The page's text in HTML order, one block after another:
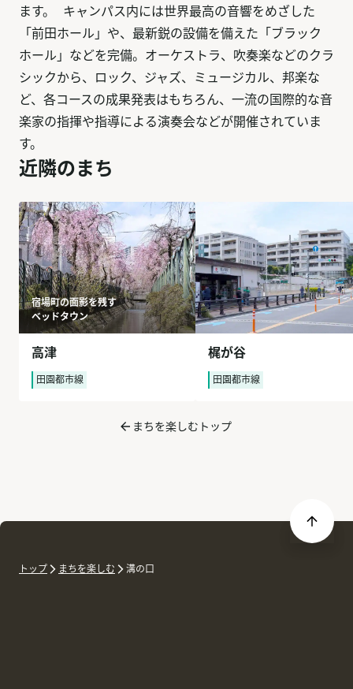
ます。 キャンパス内には世界最高の音響をめざした
「前田ホール」や、最新鋭の設備を備えた「ブラック
ホール」などを完備。オーケストラ、吹奏楽などのクラ
シックから、ロック、ジャズ、ミュージカル、邦楽な
ど、各コースの成果発表はもちろん、一流の国際的な音
楽家の指揮や指導による演奏会などが開催されていま
す。
近隣のまち
宿場町の面影を残す
ベッドタウン
高津
田園都市線
梶が谷
田園都市線
まちを楽しむトップ
トップ まちを楽しむ 溝の口